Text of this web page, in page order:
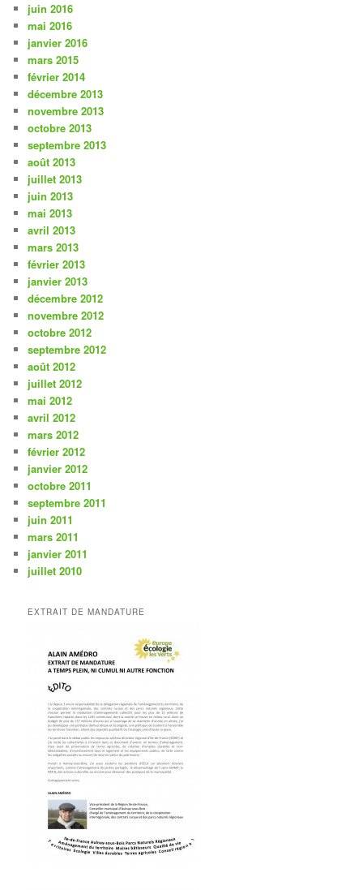
juin 2016
mai 2016
janvier 2016
mars 2015
février 2014
décembre 2013
novembre 2013
octobre 2013
septembre 2013
août 2013
juillet 2013
juin 2013
mai 2013
avril 2013
mars 2013
février 2013
janvier 2013
décembre 2012
novembre 2012
octobre 2012
septembre 2012
août 2012
juillet 2012
mai 2012
avril 2012
mars 2012
février 2012
janvier 2012
octobre 2011
septembre 2011
juin 2011
mars 2011
janvier 2011
juillet 2010
EXTRAIT DE MANDATURE